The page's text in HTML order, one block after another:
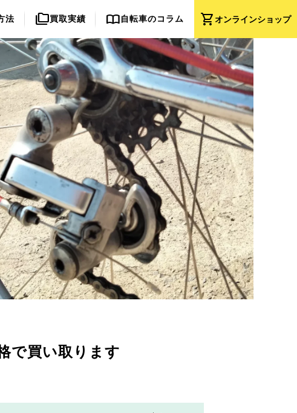
shopping_cartオンラインショップ
法 folder_copy買取実績 import_contacts自転車のコラム
で買い取ります